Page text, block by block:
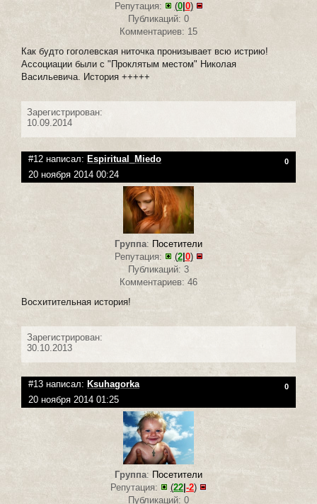
Репутация:
(0| 0)
Публикаций: 0
Комментариев: 15
Как будто гоголевская ниточка пронизывает всю истрию!
Ассоциации были с "Проклятым местом" Николая
Васильевича. История +++++
Зарегистрирован:
10.09.2014
#12 написал: Espiritual_Miedo 0
20 ноября 2014 00:24
Группа: Посетители
Репутация:
(2| 0)
Публикаций: 3
Комментариев: 46
Восхитительная история!
Зарегистрирован:
30.10.2013
#13 написал: Ksuhagorka 0
20 ноября 2014 01:25
Группа: Посетители
Репутация:
(22 -2)
Публикаций: 0